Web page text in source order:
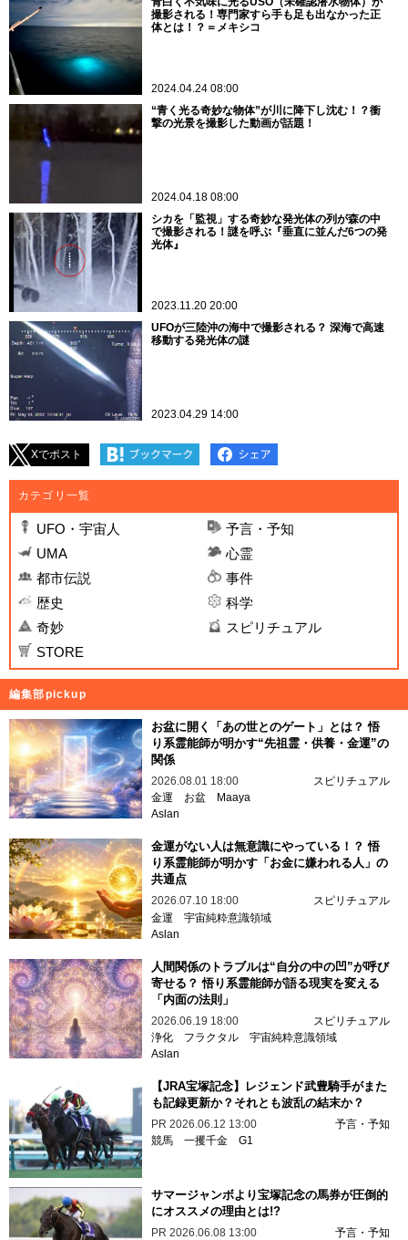
撮影される！専門家すら手も足も出なかった正
体とは！？＝メキシコ
2024.04.24 08:00
“青く光る奇妙な物体”が川に降下し沈む！？衝
撃の光景を撮影した動画が話題！
2024.04.18 08:00
シカを「監視」する奇妙な発光体の列が森の中
で撮影される！謎を呼ぶ『垂直に並んだ6つの発
光体』
2023.11.20 20:00
UFOが三陸沖の海中で撮影される？ 深海で高速
移動する発光体の謎
2023.04.29 14:00
Xでポスト
カテゴリ一覧
UFO・宇宙人
予言・予知
UMA
心霊
都市伝説
事件
歴史
科学
奇妙
スピリチュアル
STORE
編集部pickup
お盆に開く「あの世とのゲート」とは？ 悟
り系霊能師が明かす“先祖霊・供養・金運”の
関係
2026.08.01 18:00
スピリチュアル
金運
お盆
Maaya
Aslan
金運がない人は無意識にやっている！？ 悟
り系霊能師が明かす「お金に嫌われる人」の
共通点
2026.07.10 18:00
スピリチュアル
金運 宇宙純粋意識領域
Aslan
人間関係のトラブルは“自分の中の凹”が呼び
寄せる？ 悟り系霊能師が語る現実を変える
「内面の法則」
2026.06.19 18:00
スピリチュアル
浄化
フラクタル 宇宙純粋意識領域
Aslan
【JRA宝塚記念】レジェンド武豊騎手がまた
も記録更新か？それとも波乱の結末か？
PR 2026.06.12 13:00
予言・予知
競馬 一攫千金 G1
サマージャンボより宝塚記念の馬券が圧倒的
にオススメの理由とは!?
PR 2026.06.08 13:00
予言・予知